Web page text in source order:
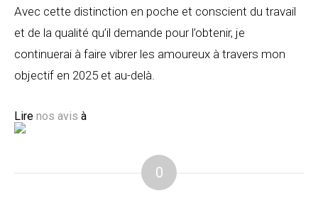
Avec cette distinction en poche et conscient du travail
et de la qualité qu’il demande pour l’obtenir, je
continuerai à faire vibrer les amoureux à travers mon
objectif en 2025 et au-delà.
Lire nos avis à
0